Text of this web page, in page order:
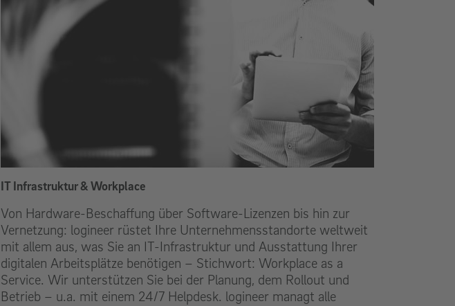
IT Infrastruktur & Workplace
Von Hardware-Beschaffung über Software-Lizenzen bis hin zur
Vernetzung: logineer rüstet Ihre Unternehmensstandorte weltweit
mit allem aus, was Sie an IT-Infrastruktur und Ausstattung Ihrer
digitalen Arbeitsplätze benötigen – Stichwort: Workplace as a
Service. Wir unterstützen Sie bei der Planung, dem Rollout und
Betrieb – u.a. mit einem 24/7 Helpdesk. logineer managt alle